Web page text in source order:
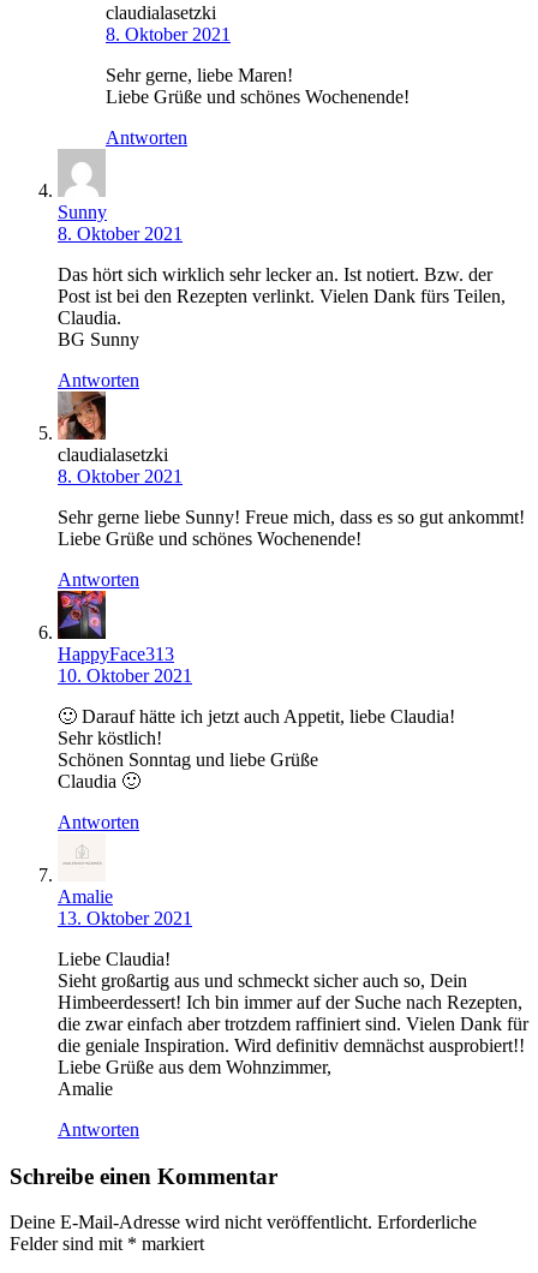
claudialasetzki
8. Oktober 2021
Sehr gerne, liebe Maren!
Liebe Grüße und schönes Wochenende!
Antworten
Sunny
8. Oktober 2021
Das hört sich wirklich sehr lecker an. Ist notiert. Bzw. der
Post ist bei den Rezepten verlinkt. Vielen Dank fürs Teilen,
Claudia.
BG Sunny
Antworten
claudialasetzki
8. Oktober 2021
Sehr gerne liebe Sunny! Freue mich, dass es so gut ankommt!
Liebe Grüße und schönes Wochenende!
Antworten
HappyFace313
10. Oktober 2021
🙂 Darauf hätte ich jetzt auch Appetit, liebe Claudia!
Sehr köstlich!
Schönen Sonntag und liebe Grüße
Claudia 🙂
Antworten
Amalie
13. Oktober 2021
Liebe Claudia!
Sieht großartig aus und schmeckt sicher auch so, Dein
Himbeerdessert! Ich bin immer auf der Suche nach Rezepten,
die zwar einfach aber trotzdem raffiniert sind. Vielen Dank für
die geniale Inspiration. Wird definitiv demnächst ausprobiert!!
Liebe Grüße aus dem Wohnzimmer,
Amalie
Antworten
Schreibe einen Kommentar
Deine E-Mail-Adresse wird nicht veröffentlicht. Erforderliche
Felder sind mit * markiert